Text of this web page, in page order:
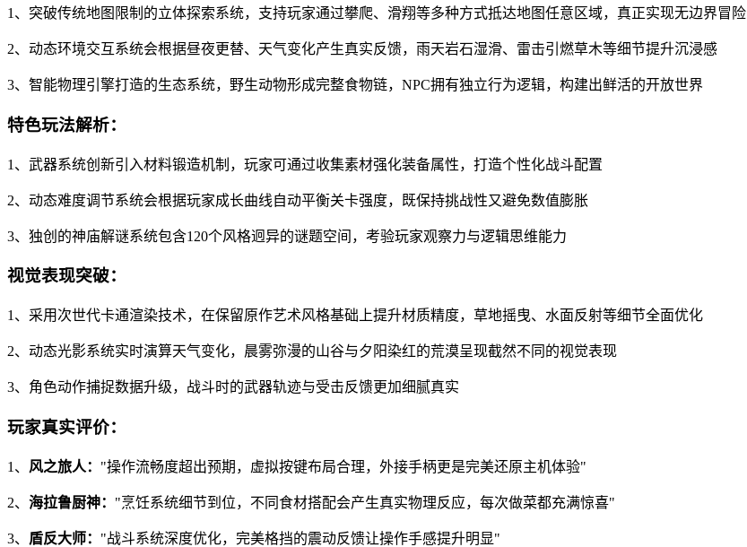
1、突破传统地图限制的立体探索系统，支持玩家通过攀爬、滑翔等多种方式抵达地图任意区域，真正实现无边界冒险
2、动态环境交互系统会根据昼夜更替、天气变化产生真实反馈，雨天岩石湿滑、雷击引燃草木等细节提升沉浸感
3、智能物理引擎打造的生态系统，野生动物形成完整食物链，NPC拥有独立行为逻辑，构建出鲜活的开放世界
特色玩法解析：
1、武器系统创新引入材料锻造机制，玩家可通过收集素材强化装备属性，打造个性化战斗配置
2、动态难度调节系统会根据玩家成长曲线自动平衡关卡强度，既保持挑战性又避免数值膨胀
3、独创的神庙解谜系统包含120个风格迥异的谜题空间，考验玩家观察力与逻辑思维能力
视觉表现突破：
1、采用次世代卡通渲染技术，在保留原作艺术风格基础上提升材质精度，草地摇曳、水面反射等细节全面优化
2、动态光影系统实时演算天气变化，晨雾弥漫的山谷与夕阳染红的荒漠呈现截然不同的视觉表现
3、角色动作捕捉数据升级，战斗时的武器轨迹与受击反馈更加细腻真实
玩家真实评价：
1、 风之旅人： "操作流畅度超出预期，虚拟按键布局合理，外接手柄更是完美还原主机体验"
2、 海拉鲁厨神： "烹饪系统细节到位，不同食材搭配会产生真实物理反应，每次做菜都充满惊喜"
3、 盾反大师： "战斗系统深度优化，完美格挡的震动反馈让操作手感提升明显"